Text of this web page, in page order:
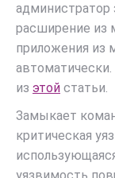
администратор
расширение из
приложения из
из этой статьи.
Замыкает
критическая